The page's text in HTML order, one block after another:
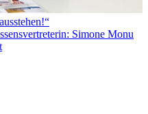
Simone Monu